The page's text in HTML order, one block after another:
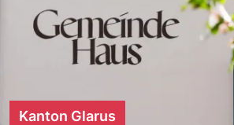
Kanton Glarus